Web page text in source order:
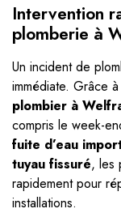
Intervention
plomberie à
Un incident de
immédiate. Grâce
plombier à
compris le week-
fuite d’eau
tuyau fissuré, les
rapidement pour
installations.